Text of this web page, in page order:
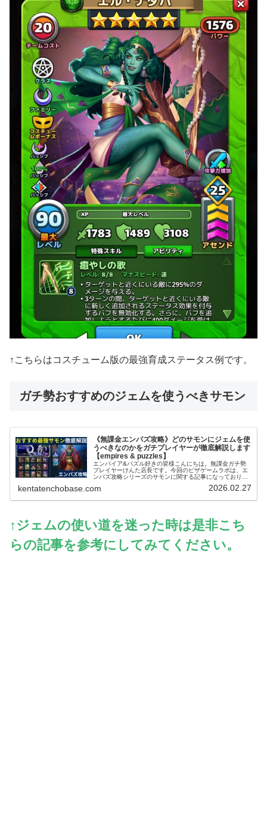
↑こちらはコスチューム版の最強育成ステータス例です。
ガチ勢おすすめのジェムを使うべきサモン
《無課金エンパズ攻略》どのサモンにジェムを使
うべきなのかをガチプレイヤーが徹底解説します
【empires & puzzles】
エンパイア&パズル好きの皆様こんにちは。無課金ガチ勢
プレイヤーけんた店長です。今回のピザゲームラボは、エ
ンパズ攻略シリーズのサモンに関する記事になっておりま
筆者が、多くのプレイヤーさんが迷...
kentatenchobase.com 2026.02.27
↑ジェムの使い道を迷った時は是非こち
らの記事を参考にしてみてください。